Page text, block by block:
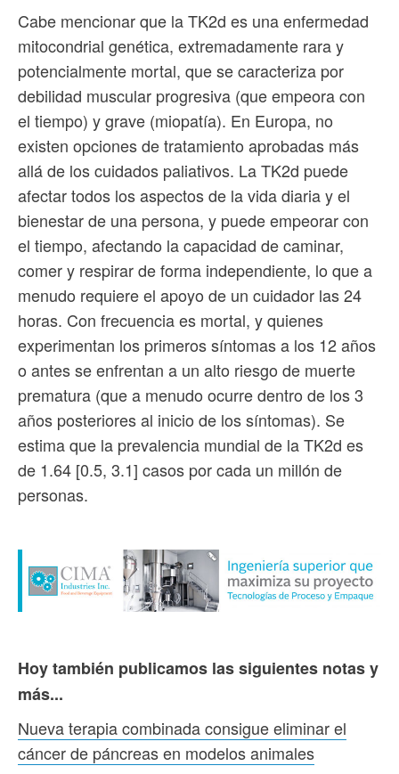
Cabe mencionar que la TK2d es una enfermedad
mitocondrial genética, extremadamente rara y
potencialmente mortal, que se caracteriza por
debilidad muscular progresiva (que empeora con
el tiempo) y grave (miopatía). En Europa, no
existen opciones de tratamiento aprobadas más
allá de los cuidados paliativos. La TK2d puede
afectar todos los aspectos de la vida diaria y el
bienestar de una persona, y puede empeorar con
el tiempo, afectando la capacidad de caminar,
comer y respirar de forma independiente, lo que a
menudo requiere el apoyo de un cuidador las 24
horas. Con frecuencia es mortal, y quienes
experimentan los primeros síntomas a los 12 años
o antes se enfrentan a un alto riesgo de muerte
prematura (que a menudo ocurre dentro de los 3
años posteriores al inicio de los síntomas). Se
estima que la prevalencia mundial de la TK2d es
de 1.64 [0.5, 3.1] casos por cada un millón de
personas.
Hoy también publicamos las siguientes notas y
más...
Nueva terapia combinada consigue eliminar el
cáncer de páncreas en modelos animales